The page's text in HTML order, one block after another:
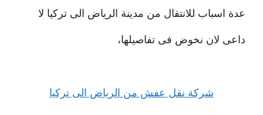
عدة اسباب للانتقال من مدينة الرياض الى تركيا لا
داعى لان نخوض فى تفاصيلها،
شركة نقل عفش من الرياض الى تركيا